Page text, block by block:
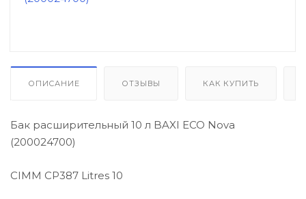
ОПИСАНИЕ ОТЗЫВЫ КАК КУПИТЬ
Бак расширительный 10 л BAXI ECO Nova
(200024700)
CIMM CP387 Litres 10
Электронные платы и провода
панели) камеры сгорания
Прочие компоненты